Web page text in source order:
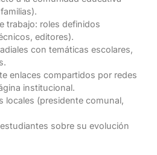
trabajo: roles definidos
editores).
con temáticas escolares,
enlaces compartidos por redes
institucional.
locales (presidente comunal,
sobre su evolución